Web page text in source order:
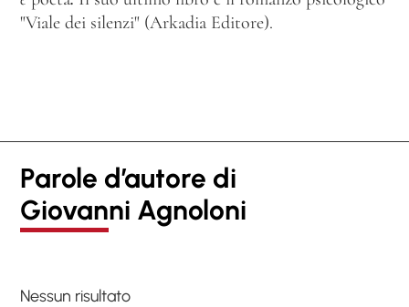
"Viale dei silenzi" (Arkadia Editore).
Parole d’autore di
Giovanni Agnoloni
Nessun risultato